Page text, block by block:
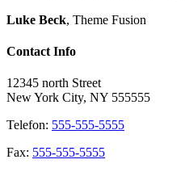
Luke Beck, Theme Fusion
Contact Info
12345 north Street
New York City, NY 555555
Telefon: 555-555-5555
Fax: 555-555-5555